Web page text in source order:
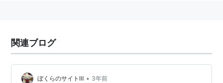
選手権大会と3回の全国制覇を果たしている。
「アグレッシブ・ベースボール」を標榜する。
関連ブログ
ぼくらのサイトⅢ • 3年前